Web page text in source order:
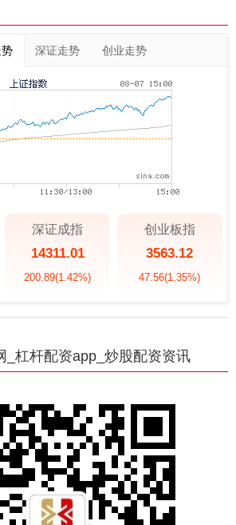
势 深证走势 创业走势
深证成指
14311.01
200.89(1.42%)
创业板指
3563.12
47.56(1.35%)
_杠杆配资app_炒股配资资讯